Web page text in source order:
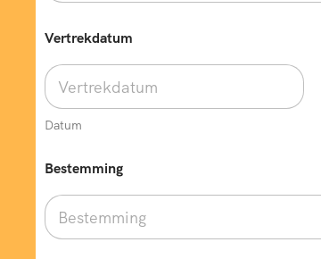
m
n
b
i
Vertrekdatum
Datum
Bestemming